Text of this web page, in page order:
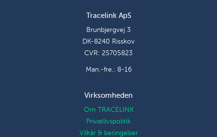
Tracelink ApS
Brunbjergvej 3
DK-8240 Risskov
CVR: 25705823
Man.-fre.: 8-16
Virksomheden
Om TRACELINK
Privatlivspolitik
Vilkår & betingelser